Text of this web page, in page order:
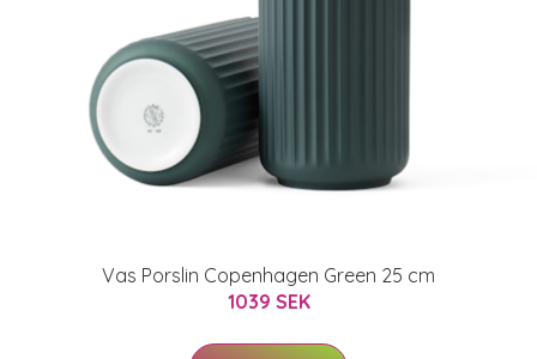
Vas Porslin Copenhagen Green 25 cm
1039 SEK